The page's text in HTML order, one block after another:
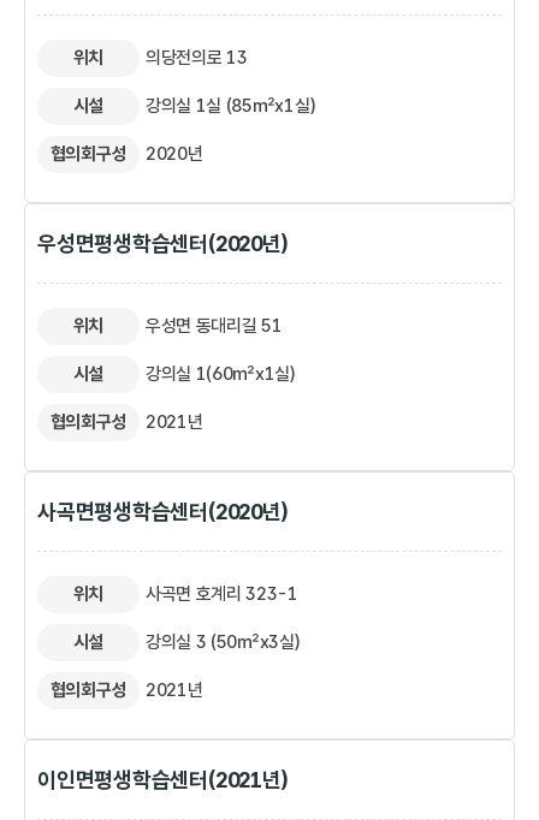
위치 의당전의로 13
시설 강의실 1실 (85㎡x1실)
협의회구성 2020년
우성면평생학습센터(2020년)
위치 우성면 동대리길 51
시설 강의실 1(60㎡x1실)
협의회구성 2021년
사곡면평생학습센터(2020년)
위치 사곡면 호계리 323-1
시설 강의실 3 (50㎡x3실)
협의회구성 2021년
이인면평생학습센터(2021년)